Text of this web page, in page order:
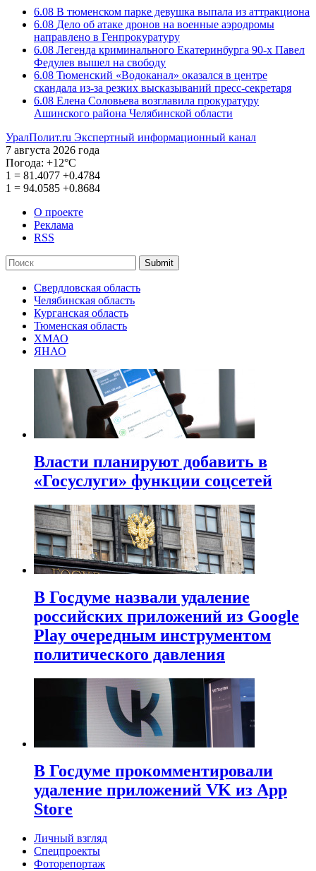
6.08 В тюменском парке девушка выпала из аттракциона
6.08 Дело об атаке дронов на военные аэродромы
направлено в Генпрокуратуру
6.08 Легенда криминального Екатеринбурга 90-х Павел
Федулев вышел на свободу
6.08 Тюменский «Водоканал» оказался в центре
скандала из-за резких высказываний пресс-секретаря
6.08 Елена Соловьева возглавила прокуратуру
Ашинского района Челябинской области
УралПолит.ru Экспертный информационный канал
7 августа 2026 года
Погода: +12°С
1 = 81.4077 +0.4784
1 = 94.0585 +0.8684
О проекте
Реклама
RSS
Submit
Свердловская область
Челябинская область
Курганская область
Тюменская область
ХМАО
ЯНАО
Власти планируют добавить в
«Госуслуги» функции соцсетей
В Госдуме назвали удаление
российских приложений из Google
Play очередным инструментом
политического давления
В Госдуме прокомментировали
удаление приложений VK из App
Store
Личный взгляд
Спецпроекты
Фоторепортаж